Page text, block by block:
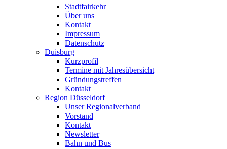
Stadtfairkehr
Über uns
Kontakt
Impressum
Datenschutz
Duisburg
Kurzprofil
Termine mit Jahresübersicht
Gründungstreffen
Kontakt
Region Düsseldorf
Unser Regionalverband
Vorstand
Kontakt
Newsletter
Bahn und Bus